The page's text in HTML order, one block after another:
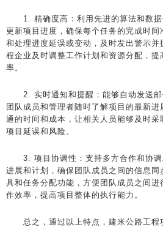
1. 精确度高：利用先进的算法和数据
更新项目进度，确保每个任务的完成时间
和处理进度延误或变动，及时发出警示并
程企业及时调整工作计划和资源分配，提
率。
2. 实时通知和提醒：能够自动发送邮
团队成员和管理者随时了解项目的最新
通的时间和成本，让相关人员能够及时采
项目延误和风险。
3. 项目协调性：支持多方合作和协调
进展和计划，确保团队成员之间的信息同
具和任务分配功能，方便团队成员之间
作效率，提高项目整体的执行能力。
总之，通过以上特点，建米公路工程